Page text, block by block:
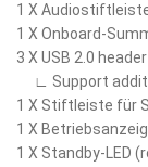
1 X
1 X Onboard-
3 X USB 2.0 header
∟ Support
1 X Stiftleiste für
1 X
1 X Standby-LED